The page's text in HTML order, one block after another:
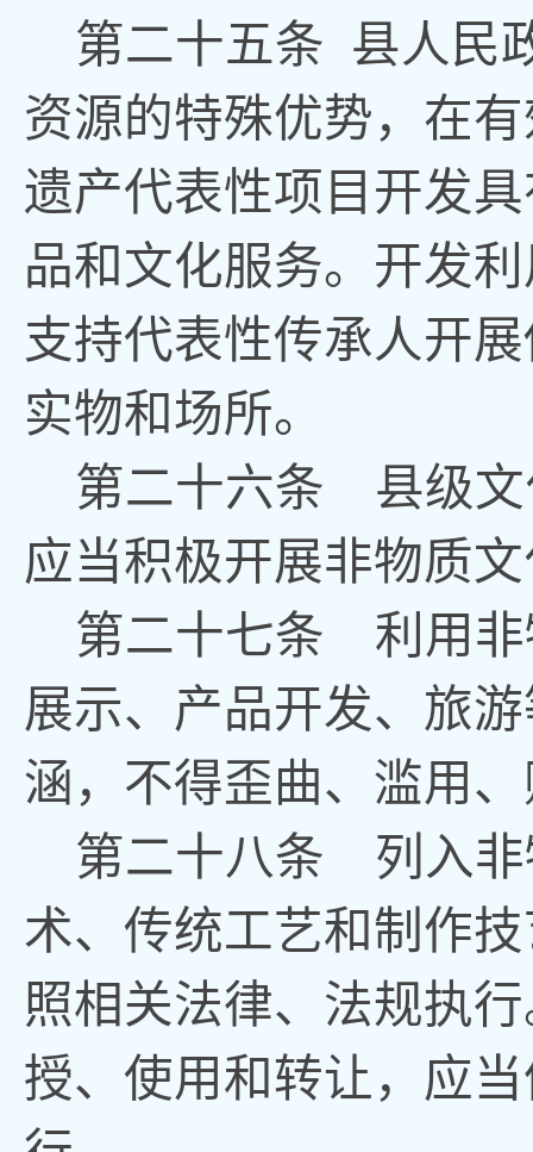
第二十五条 县人民
资源的特殊优势， 在
遗产代表性项目开发
品和文化服务。 开发
支持代表性传承人开
实物和场所。
第二十六条 县级文
应当积极开展非物质
第二十七条 利用非
展示、产品开发、旅
涵，不得歪曲、滥用
第二十八条 列入非
术、传统工艺和制作
照相关法律、法规执行
授、使用和转让，应